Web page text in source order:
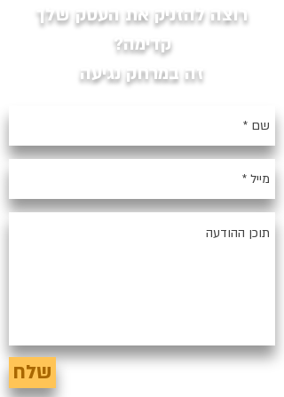
רוצה להזניק את העסק שלך
קדימה?
זה במרחק נגיעה
שלח